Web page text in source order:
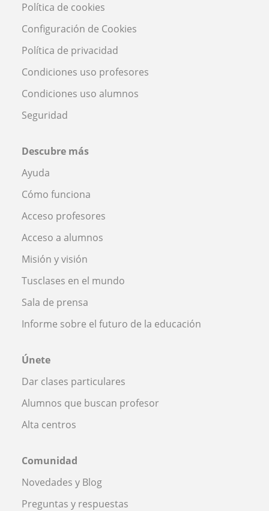
Política de cookies
Configuración de Cookies
Política de privacidad
Condiciones uso profesores
Condiciones uso alumnos
Seguridad
Descubre más
Ayuda
Cómo funciona
Acceso profesores
Acceso a alumnos
Misión y visión
Tusclases en el mundo
Sala de prensa
Informe sobre el futuro de la educación
Únete
Dar clases particulares
Alumnos que buscan profesor
Alta centros
Comunidad
Novedades y Blog
Preguntas y respuestas